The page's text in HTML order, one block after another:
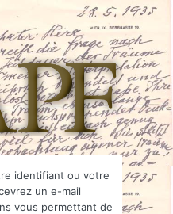
identifiant ou votre
un e-mail
vous permettant de